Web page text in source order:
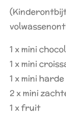
1 x mini
1 x mini
1 x mini
2 x mini
1 x fruit